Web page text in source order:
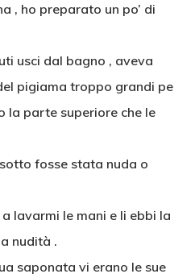
, ho preparato un po’ di
usci dal bagno , aveva
pigiama troppo grandi pe
la parte superiore che le
fosse stata nuda o
lavarmi le mani e li ebbi la
nudità .
saponata vi erano le sue